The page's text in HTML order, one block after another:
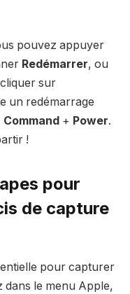
pouvez appuyer
Redémarrer, ou
sur
un redémarrage
Command + Power.
!
pour
de capture
pour capturer
dans le menu Apple,